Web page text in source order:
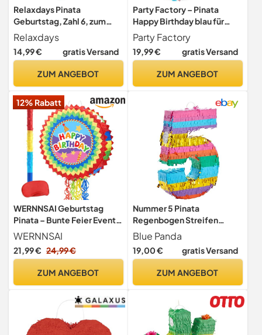
Relaxdays Pinata
Geburtstag, Zahl 6, zum
Aufhängen, Kinder &
Erwachsene, Papier, zum
selbst Befüllen, Piñata,
Relaxdays
14,99 € gratis Versand
ZUM ANGEBOT
Party Factory – Pinata
Happy Birthday blau für
Jungen & Mädchen zum
Befüllen & aufhängen –
Schlag-Piñata als Party
Geburtstag & Mottopartys
Party Factory
19,99 € gratis Versand
ZUM ANGEBOT
12% Rabatt
WERNNSAI Geburtstag
Pinata – Bunte Feier Event
Piñata Deko für Party
WERNNSAI
21,99 € 24,99 €
ZUM ANGEBOT
Nummer 5 Pinata
Regenbogen Streifen
Geburtstag Thema Party
Supplies klein 29,5 x 42 x 7,6
cm
Blue Panda
19,00 € gratis Versand
ZUM ANGEBOT